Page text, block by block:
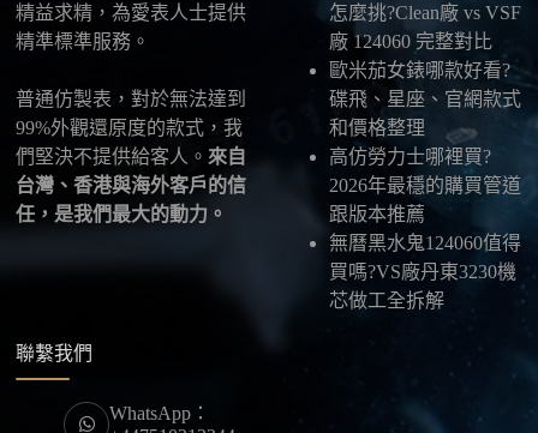
最後：喜歡就別拖太久，有些熱門款現貨數量有
限，早一步確認，就能早一點戴上喜歡的腕錶。
精益求精，為愛表人士提供
精準標準服務。
普通仿製表，對於無法達到
99%外觀還原度的款式，我
們堅決不提供給客人。 來自
台灣、香港與海外客戶的信
任，是我們最大的動力。
怎麼挑?Clean廠 vs VSF
廠 124060 完整對比
歐米茄女錶哪款好看?
碟飛、星座、官網款式
和價格整理
高仿勞力士哪裡買?
2026年最穩的購買管道
跟版本推薦
無曆黑水鬼124060值得
買嗎?VS廠丹東3230機
芯做工全拆解
聯繫我們
WhatsApp：